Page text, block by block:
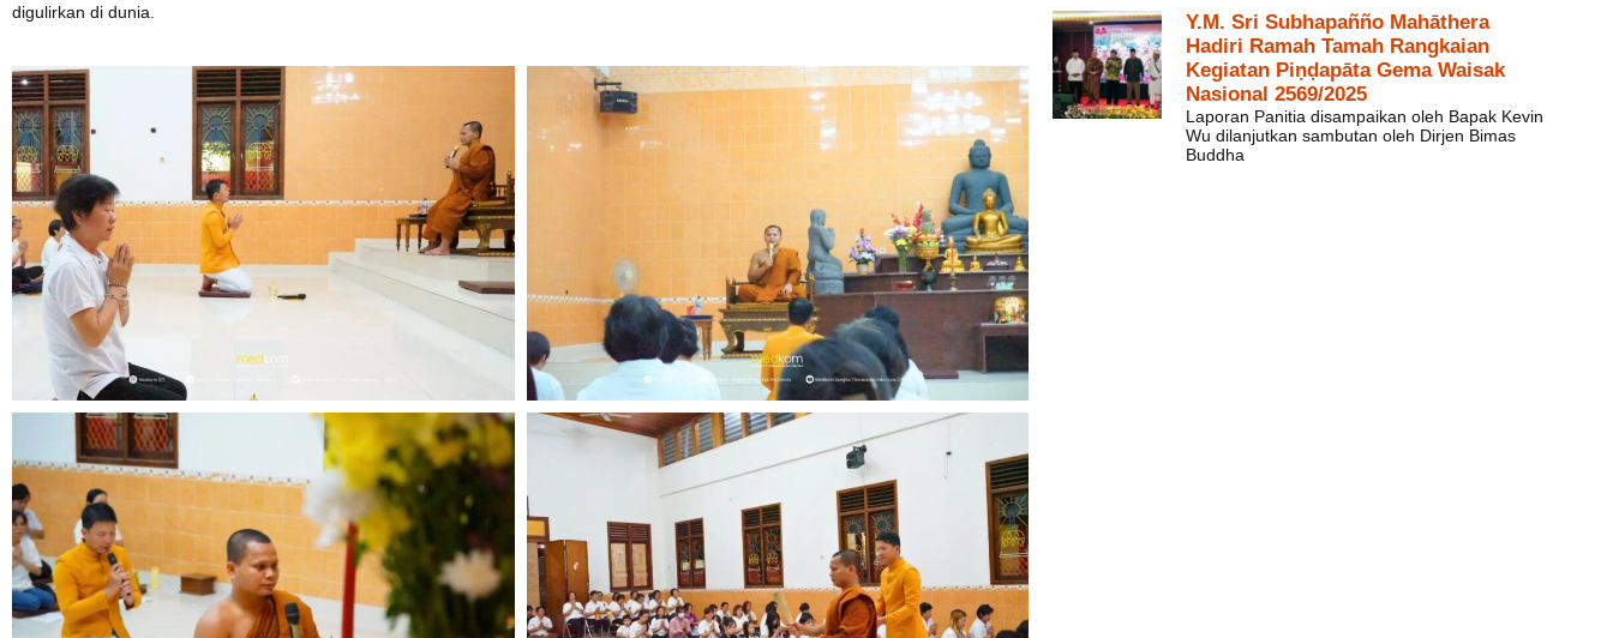
digulirkan di dunia.
Y.M. Sri Subhapañño Mahāthera
Hadiri Ramah Tamah Rangkaian
Kegiatan Piṇḍapāta Gema Waisak
Nasional 2569/2025
Laporan Panitia disampaikan oleh Bapak Kevin
Wu dilanjutkan sambutan oleh Dirjen Bimas
Buddha